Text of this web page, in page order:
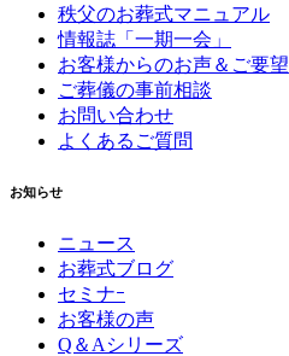
秩父のお葬式マニュアル
情報誌「一期一会」
お客様からのお声＆ご要望
ご葬儀の事前相談
お問い合わせ
よくあるご質問
お知らせ
ニュース
お葬式ブログ
セミナｰ
お客様の声
Q＆Aシリーズ